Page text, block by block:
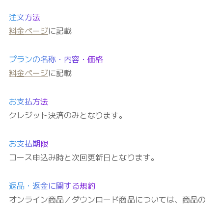
注文方法
料金ページに記載
プランの名称・内容・価格
料金ページに記載
お支払方法
クレジット決済のみとなります。
お支払期限
コース申込み時と次回更新日となります。
返品・返金に関する規約
オンライン商品／ダウンロード商品については、商品の